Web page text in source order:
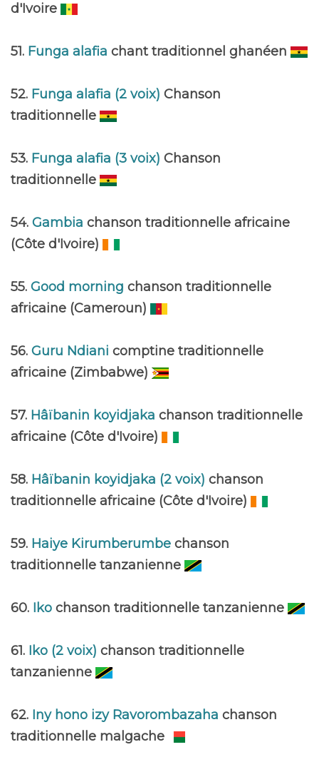
d'Ivoire
51. Funga alafia chant traditionnel ghanéen
52. Funga alafia (2 voix) Chanson
traditionnelle
53. Funga alafia (3 voix) Chanson
traditionnelle
54. Gambia chanson traditionnelle africaine
(Côte d'Ivoire)
55. Good morning chanson traditionnelle
africaine (Cameroun)
56. Guru Ndiani comptine traditionnelle
africaine (Zimbabwe)
57. Hâïbanin koyidjaka chanson traditionnelle
africaine (Côte d'Ivoire)
58. Hâïbanin koyidjaka (2 voix) chanson
traditionnelle africaine (Côte d'Ivoire)
59. Haiye Kirumberumbe chanson
traditionnelle tanzanienne
60. Iko chanson traditionnelle tanzanienne
61. Iko (2 voix) chanson traditionnelle
tanzanienne
62. Iny hono izy Ravorombazaha chanson
traditionnelle malgache